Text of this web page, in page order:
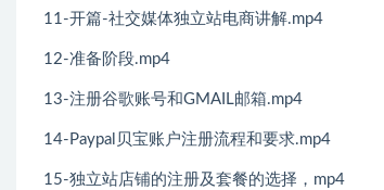
11-开篇-社交媒体独立站电商讲解.mp4
12-准备阶段.mp4
13-注册谷歌账号和GMAIL邮箱.mp4
14-Paypal贝宝账户注册流程和要求.mp4
15-独立站店铺的注册及套餐的选择，mp4